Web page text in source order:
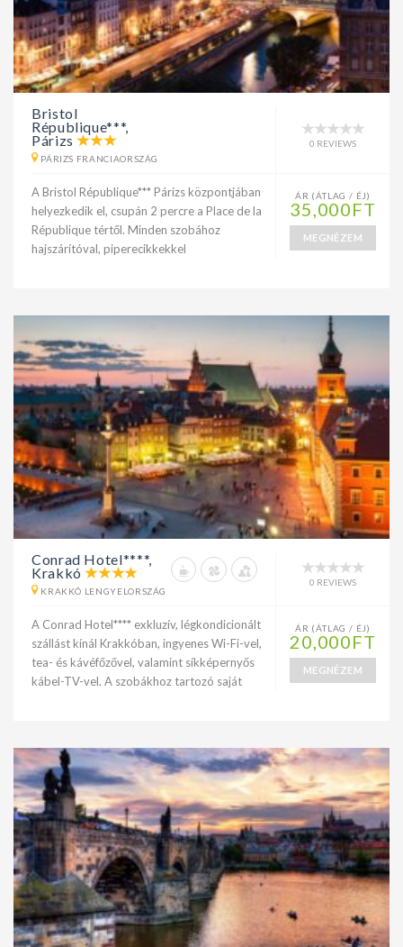
Bristol
République***,
Párizs
PÁRIZS FRANCIAORSZÁG
0 REVIEWS
A Bristol République*** Párizs központjában
helyezkedik el, csupán 2 percre a Place de la
République tértől. Minden szobához
hajszárítóval, piperecikkekkel
ÁR (ÁTLAG / ÉJ)
35,000FT
MEGNÉZEM
Conrad Hotel****,
Krakkó
KRAKKÓ LENGYELORSZÁG
0 REVIEWS
A Conrad Hotel**** exkluzív, légkondicionált
szállást kínál Krakkóban, ingyenes Wi-Fi-vel,
tea- és kávéfőzővel, valamint síkképernyős
kábel-TV-vel. A szobákhoz tartozó saját
ÁR (ÁTLAG / ÉJ)
20,000FT
MEGNÉZEM